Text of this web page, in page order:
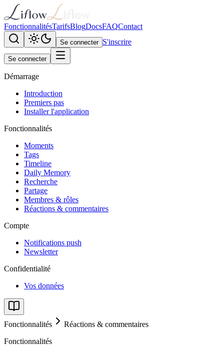
FonctionnalitésTarifsBlogDocsFAQContact
Se connecter S'inscrire
Se connecter
Démarrage
Introduction
Premiers pas
Installer l'application
Fonctionnalités
Moments
Tags
Timeline
Daily Memory
Recherche
Partage
Membres & rôles
Réactions & commentaires
Compte
Notifications push
Newsletter
Confidentialité
Vos données
Fonctionnalités
Réactions & commentaires
Fonctionnalités